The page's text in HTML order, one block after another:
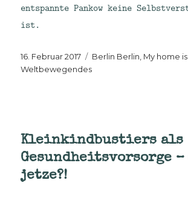
entspannte Pankow keine
ist.
Veröffentlicht
am
16. Februar 2017 Kategorien
Berlin Berlin My home
Weltbewegendes
Kleinkindbustiers als
Gesundheitsvorsorge
jetze?!